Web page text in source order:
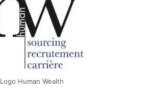
Logo Human Wealth